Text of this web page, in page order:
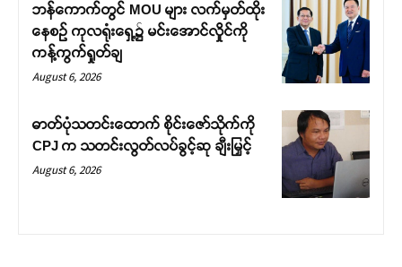
ဘန်ကောက်တွင် MOU များ လက်မှတ်ထိုး
နေစဉ် ကုလရုံးရှေ့၌ မင်းအောင်လှိုင်ကို
ကန့်ကွက်ရှုတ်ချ
August 6, 2026
ဓာတ်ပုံသတင်းထောက် စိုင်းဇော်သိုက်ကို
CPJ က သတင်းလွတ်လပ်ခွင့်ဆု ချီးမြှင့်
August 6, 2026